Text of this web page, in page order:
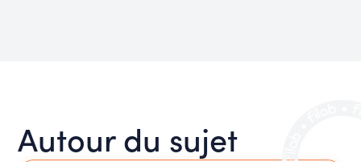
Autour du sujet